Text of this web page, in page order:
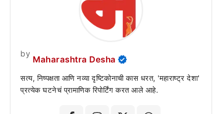
by
Maharashtra Desha
सत्य, निष्पक्षता आणि नव्या दृष्टिकोनाची कास धरत, 'महाराष्ट्र देशा'
प्रत्येक घटनेचं प्रामाणिक रिपोर्टिंग करत आले आहे.